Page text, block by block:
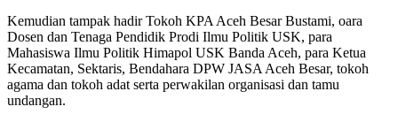
Kemudian tampak hadir Tokoh KPA Aceh Besar Bustami, oara
Dosen dan Tenaga Pendidik Prodi Ilmu Politik USK, para
Mahasiswa Ilmu Politik Himapol USK Banda Aceh, para Ketua
Kecamatan, Sektaris, Bendahara DPW JASA Aceh Besar, tokoh
agama dan tokoh adat serta perwakilan organisasi dan tamu
undangan.